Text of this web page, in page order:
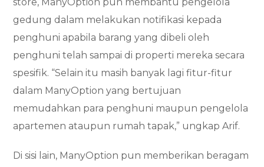
gedung dalam melakukan notifikasi kepada
penghuni apabila barang yang dibeli oleh
penghuni telah sampai di properti mereka secara
spesifik. “Selain itu masih banyak lagi fitur-fitur
dalam ManyOption yang bertujuan
memudahkan para penghuni maupun pengelola
apartemen ataupun rumah tapak,” ungkap Arif.
Di sisi lain, ManyOption pun memberikan beragam